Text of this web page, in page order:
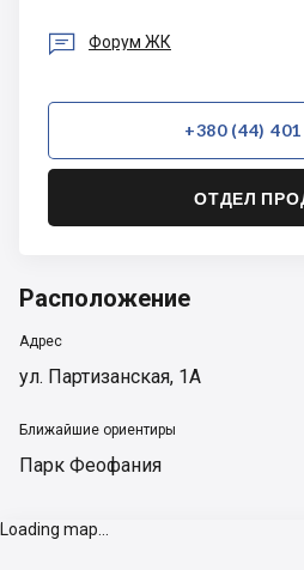
 Форум ЖК
+380 (44) 401
ОТДЕЛ
Расположение
Адрес
ул. Партизанская, 1А
Ближайшие ориентиры
Парк Феофания
Loading map...